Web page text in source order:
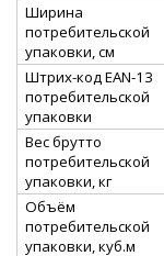
Ширина
потребительской
упаковки, см
Штрих-код EAN-13
потребительской
упаковки
Вес брутто
потребительской
упаковки, кг
Объём
потребительской
упаковки, куб.м